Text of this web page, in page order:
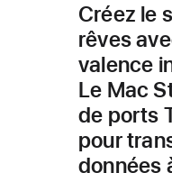
Créez le
rêves
valence
Le Mac
de ports
pour
données